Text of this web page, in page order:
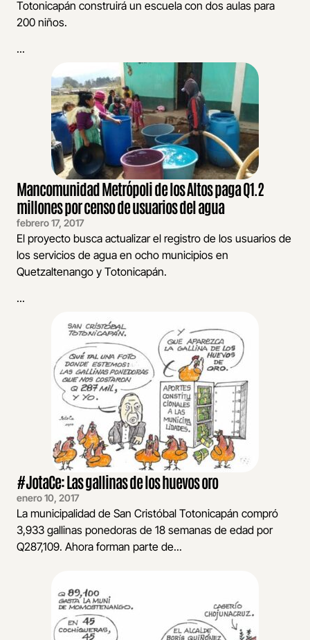
Totonicapán construirá un escuela con dos aulas para
200 niños.
...
Mancomunidad Metrópoli de los Altos paga Q1.2
millones por censo de usuarios del agua
febrero 17, 2017
El proyecto busca actualizar el registro de los usuarios de
los servicios de agua en ocho municipios en
Quetzaltenango y Totonicapán.
...
#JotaCe: Las gallinas de los huevos oro
enero 10, 2017
La municipalidad de San Cristóbal Totonicapán compró
3,933 gallinas ponedoras de 18 semanas de edad por
Q287,109. Ahora forman parte de...